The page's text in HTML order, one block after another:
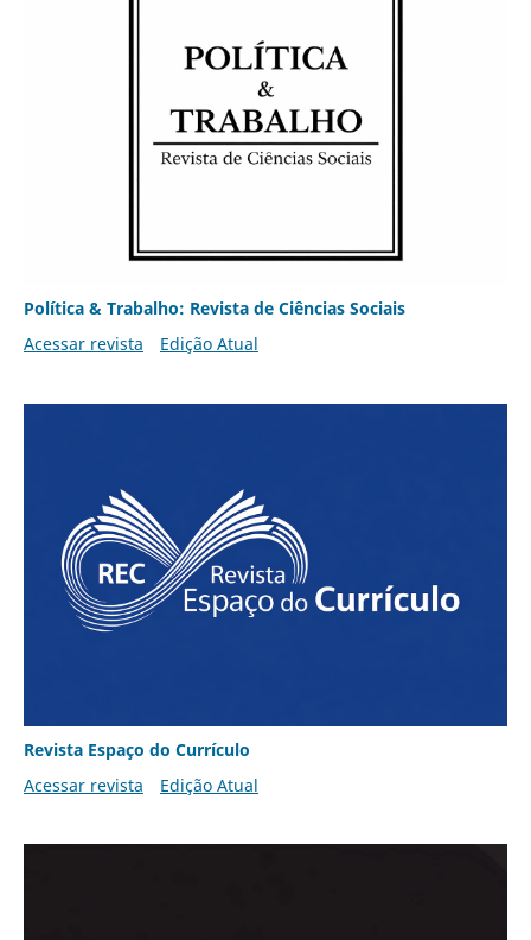
Política & Trabalho: Revista de Ciências Sociais
Acessar revista
Edição Atual
Revista Espaço do Currículo
Acessar revista
Edição Atual